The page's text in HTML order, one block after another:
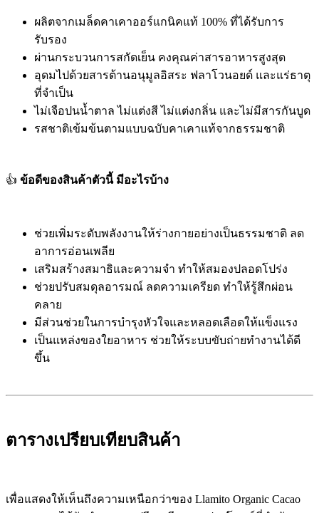
ผลิตจากเมล็ดคาเคาออร์แกนิคแท้ 100% ที่ได้รับการ
รับรอง
ผ่านกระบวนการสกัดเย็น คงคุณค่าสารอาหารสูงสุด
อุดมไปด้วยสารต้านอนุมูลอิสระ ฟลาโวนอยด์ และแร่ธาตุ
ที่จำเป็น
ไม่เจือปนน้ำตาล ไม่แต่งสี ไม่แต่งกลิ่น และไม่มีสารกันบูด
รสชาติเข้มข้นตามแบบฉบับคาเคาแท้จากธรรมชาติ
👍 ข้อดีของสินค้าตัวนี้ มีอะไรบ้าง
ช่วยเพิ่มระดับพลังงานให้ร่างกายอย่างเป็นธรรมชาติ ลด
อาการอ่อนเพลีย
เสริมสร้างสมาธิและความจำ ทำให้สมองปลอดโปร่ง
ช่วยปรับสมดุลอารมณ์ ลดความเครียด ทำให้รู้สึกผ่อน
คลาย
มีส่วนช่วยในการบำรุงหัวใจและหลอดเลือดให้แข็งแรง
เป็นแหล่งของใยอาหาร ช่วยให้ระบบขับถ่ายทำงานได้ดี
ขึ้น
ตารางเปรียบเทียบสินค้า
เพื่อแสดงให้เห็นถึงความเหนือกว่าของ Llamito Organic Cacao